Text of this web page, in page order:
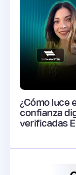
¿Cómo luce
confianza
verificadas